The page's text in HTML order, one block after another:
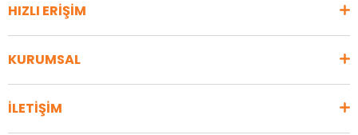
HIZLI ERİŞİM
KURUMSAL
İLETİŞİM